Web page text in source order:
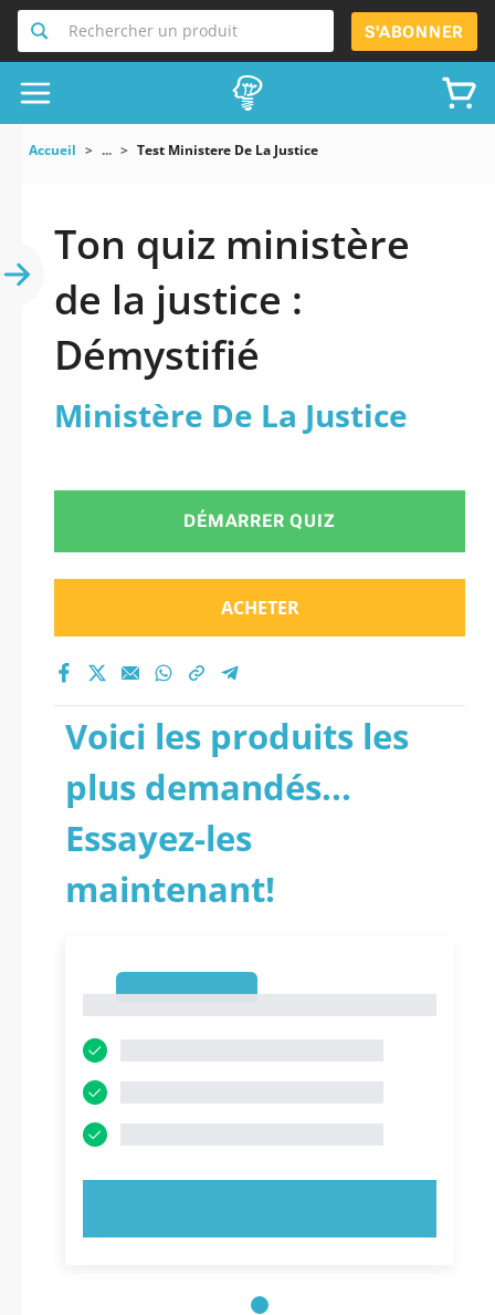
Rechercher un produit S'ABONNER
Accueil ... Test Ministere De La Justice
Ton quiz ministère
de la justice :
Démystifié
Ministère De La Justice
DÉMARRER QUIZ
ACHETER
Voici les produits les
plus demandés...
Essayez-les
maintenant!